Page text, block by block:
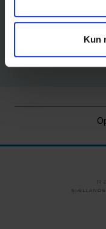
Kun
Læs mere om Min